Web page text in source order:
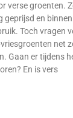
verse groenten.
geprijsd en
Toch vragen
net
Gaan er tijdens
En is vers